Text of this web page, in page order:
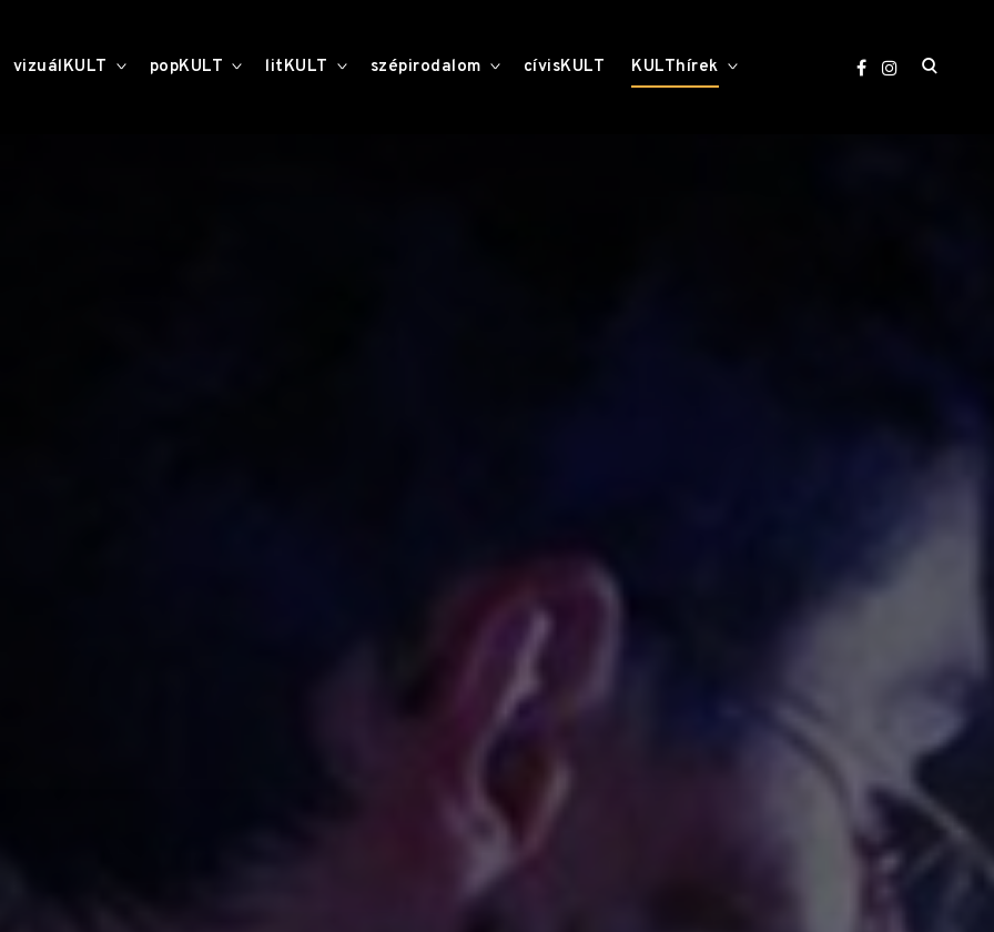
vizuálKULT toggle
child
popKULT toggle
child
litKULT toggle
child
szépirodalom toggle
childcívisKULT KULThírek
open